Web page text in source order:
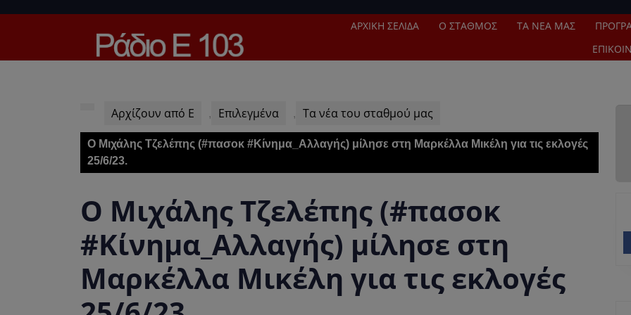
ΑΡΧΙΚΉ ΣΕΛΊΔΑ Ο ΣΤΑΘΜΌΣ ΤΑ ΝΈΑ ΜΑΣ
Αρχίζουν από Ε , Επιλεγμένα , Τα νέα του σταθμού μας
Ο Μιχάλης Τζελέπης (#πασοκ #Κίνημα_Αλλαγής) μίλησε στη Μαρκέλλα Μικέλη για τις εκλογές
25/6/23.
Ο Μιχάλης Τζελέπης (#πασοκ
#Κίνημα_Αλλαγής) μίλησε στη
Μαρκέλλα Μικέλη για τις εκλογές